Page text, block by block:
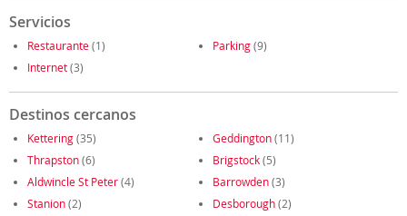
Servicios
Restaurante(1) Parking(9)
Internet(3)
Destinos cercanos
Kettering(35) Geddington(11)
Thrapston(6) Brigstock(5)
Aldwincle St Peter(4) Barrowden(3)
Stanion(2) Desborough(2)